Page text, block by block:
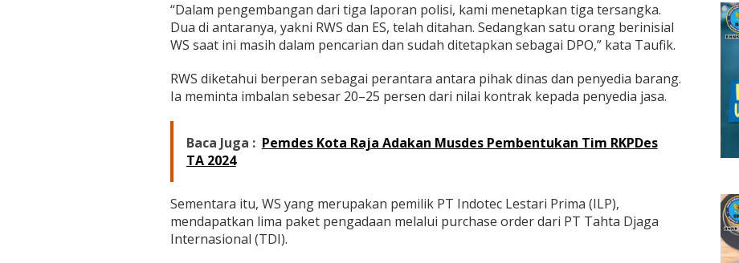
p
1
1
M
i
a
r
“Dalam pengembangan dari tiga laporan polisi, kami menetapkan tiga tersangka.
Dua di antaranya, yakni RWS dan ES, telah ditahan. Sedangkan satu orang berinisial
WS saat ini masih dalam pencarian dan sudah ditetapkan sebagai DPO,” kata Taufik.
RWS diketahui berperan sebagai perantara antara pihak dinas dan penyedia barang.
Ia meminta imbalan sebesar 20–25 persen dari nilai kontrak kepada penyedia jasa.
Baca Juga : Pemdes Kota Raja Adakan Musdes Pembentukan Tim RKPDes
TA 2024
Sementara itu, WS yang merupakan pemilik PT Indotec Lestari Prima (ILP),
mendapatkan lima paket pengadaan melalui purchase order dari PT Tahta Djaga
Internasional (TDI).